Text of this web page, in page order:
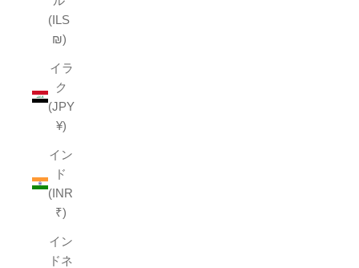
(ILS
₪)
イラ
ク
(JPY
¥)
イン
ド
(INR
₹)
イン
ドネ